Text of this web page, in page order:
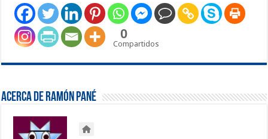
0
Compartidos
Acerca de Ramón Pané